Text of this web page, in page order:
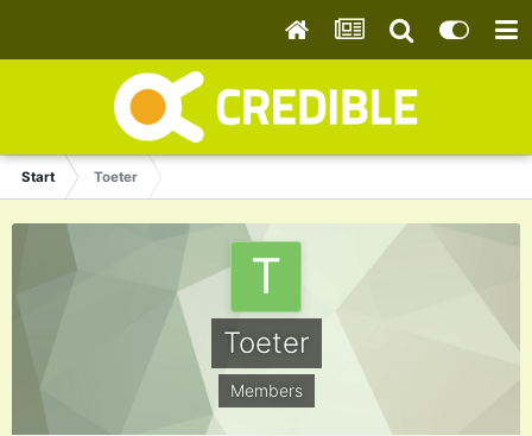
Start Toeter
Toeter
Members